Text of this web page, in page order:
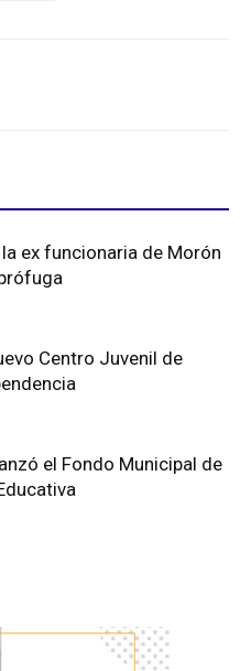
ex funcionaria de Morón
Centro Juvenil de
el Fondo Municipal de